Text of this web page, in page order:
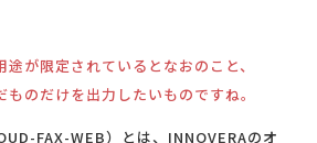
が限定されているとなおのこと、
のだけを出力したいものですね。
FAX-WEB）とは、INNOVERAのオ